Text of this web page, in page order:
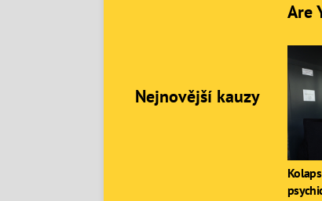
Nejnovější kauzy
Are